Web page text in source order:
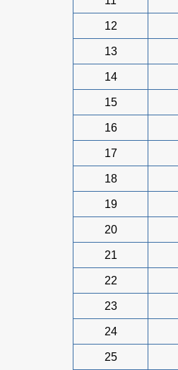
12
13
14
15
16
17
18
19
20
21
22
23
24
25